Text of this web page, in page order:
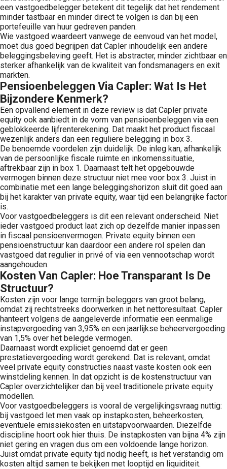
een vastgoedbelegger betekent dit tegelijk dat het rendement
minder tastbaar en minder direct te volgen is dan bij een
portefeuille van huur gedreven panden.
Wie vastgoed waardeert vanwege de eenvoud van het model,
moet dus goed begrijpen dat Capler inhoudelijk een andere
beleggingsbeleving geeft. Het is abstracter, minder zichtbaar en
sterker afhankelijk van de kwaliteit van fondsmanagers en exit
markten.
Pensioenbeleggen Via Capler: Wat Is Het
Bijzondere Kenmerk?
Een opvallend element in deze review is dat Capler private
equity ook aanbiedt in de vorm van pensioenbeleggen via een
geblokkeerde lijfrenterekening. Dat maakt het product fiscaal
wezenlijk anders dan een reguliere belegging in box 3.
De benoemde voordelen zijn duidelijk. De inleg kan, afhankelijk
van de persoonlijke fiscale ruimte en inkomenssituatie,
aftrekbaar zijn in box 1. Daarnaast telt het opgebouwde
vermogen binnen deze structuur niet mee voor box 3. Juist in
combinatie met een lange beleggingshorizon sluit dit goed aan
bij het karakter van private equity, waar tijd een belangrijke factor
is.
Voor vastgoedbeleggers is dit een relevant onderscheid. Niet
ieder vastgoed product laat zich op dezelfde manier inpassen
in fiscaal pensioenvermogen. Private equity binnen een
pensioenstructuur kan daardoor een andere rol spelen dan
vastgoed dat regulier in privé of via een vennootschap wordt
aangehouden.
Kosten Van Capler: Hoe Transparant Is De
Structuur?
Kosten zijn voor lange termijn beleggers van groot belang,
omdat zij rechtstreeks doorwerken in het nettoresultaat. Capler
hanteert volgens de aangeleverde informatie een eenmalige
instapvergoeding van 3,95% en een jaarlijkse beheervergoeding
van 1,5% over het belegde vermogen.
Daarnaast wordt expliciet genoemd dat er geen
prestatievergoeding wordt gerekend. Dat is relevant, omdat
veel private equity constructies naast vaste kosten ook een
winstdeling kennen. In dat opzicht is de kostenstructuur van
Capler overzichtelijker dan bij veel traditionele private equity
modellen.
Voor vastgoedbeleggers is vooral de vergelijkingsvraag nuttig:
bij vastgoed let men vaak op instapkosten, beheerkosten,
eventuele emissiekosten en uitstapvoorwaarden. Diezelfde
discipline hoort ook hier thuis. De instapkosten van bijna 4% zijn
niet gering en vragen dus om een voldoende lange horizon.
Juist omdat private equity tijd nodig heeft, is het verstandig om
kosten altijd samen te bekijken met looptijd en liquiditeit.